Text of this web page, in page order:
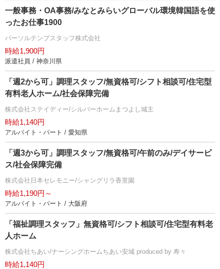
一般事務・OA事務/みなとみらいグローバル環境韓国語を使
ったお仕事1900
パーソルテンプスタッフ株式会社
時給1,900円
派遣社員 / 神奈川県
「週2から可」調理スタッフ/無資格可/シフト相談可/住宅型
有料老人ホーム/社会保障完備
株式会社ステイディー/シルバーホームまつよし城主
時給1,140円
アルバイト・パート / 愛知県
「週3から可」調理スタッフ/無資格可/午前のみ/デイサービ
ス/社会保障完備
株式会社日本セレモニー/シャングリラ香里園
時給1,190円～
アルバイト・パート / 大阪府
「福祉調理スタッフ」無資格可/シフト相談可/住宅型有料老
人ホーム
株式会社ちあい/ナーシングホームちあい安城 produced by 寿々
時給1,140円